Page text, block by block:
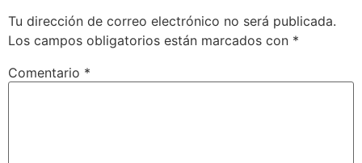
Tu dirección de correo electrónico no será publicada.
Los campos obligatorios están marcados con *
Comentario *